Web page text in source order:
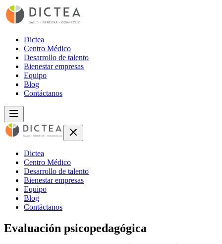
Dictea
Centro Médico
Desarrollo de talento
Bienestar empresas
Equipo
Blog
Contáctanos
Dictea
Centro Médico
Desarrollo de talento
Bienestar empresas
Equipo
Blog
Contáctanos
Evaluación psicopedagógica